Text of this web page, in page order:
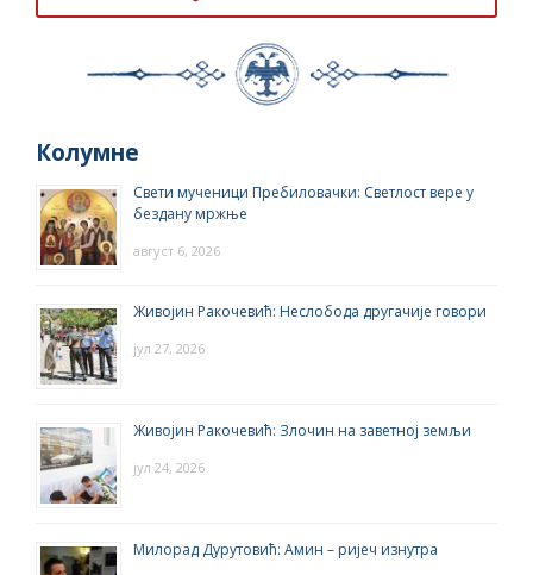
Колумне
Свети мученици Пребиловачки: Светлост вере у
бездану мржње
август 6, 2026
Живојин Ракочевић: Неслобода другачије говори
јул 27, 2026
Живојин Ракочевић: Злочин на заветној земљи
јул 24, 2026
Милорад Дурутовић: Амин – ријеч изнутра